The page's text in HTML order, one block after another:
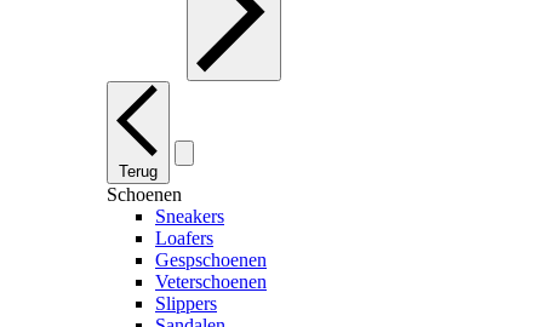
Terug
Schoenen
Sneakers
Loafers
Gespschoenen
Veterschoenen
Slippers